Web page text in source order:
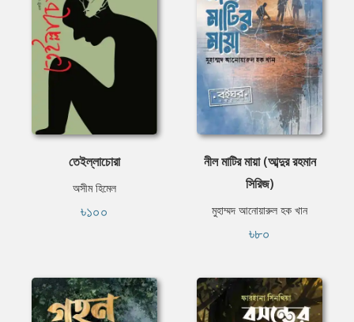
তেইল্লাচোরা
অসীম হিমেল
৳১০০
নীল মাটির মায়া (আব্দুর রহমান
সিরিজ)
মুহাম্মদ আনোয়ারুল হক খান
৳৮০